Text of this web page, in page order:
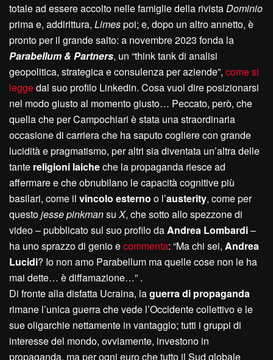
totale ad essere accolto nelle famiglie della rivistaDominio
prima e, addirittura, Limespoi; e, dopo un altro annetto, è
pronto per il grande salto: a novembre 2023 fonda la
Parabellum & Partners, un “think tank di analisi
geopolitica, strategica e consulenza per aziende”, come si
leggedal suo profilo Linkedin. Cosa vuol dire posizionarsi
nel modo giusto al momento giusto… Peccato, però, che
quella che per Campochiari è stata una straordinaria
occasione di carriera che ha saputo cogliere con grande
lucidità e pragmatismo, per altri sia diventata un’altra delle
tante religioni laicheche la propaganda riesce ad
affermare e che obnubilano le capacità cognitive più
basilari, come il vincolo esterno o l’austerity, come per
questojesse pinkmansuX, che sotto allo spezzone di
video – pubblicato sul suo profilo daAndrea Lombardi–
ha uno sprazzo di genio ecommenta: “Ma chi sei, Andrea
Lucidi? Io non amo Parabellum ma quelle cose non le ha
mai dette… è diffamazione…” .
Di fronte alla disfatta Ucraina, laguerra di propaganda
rimane l’unica guerra che vede l’Occidente collettivo e le
sue oligarchie nettamente in vantaggio; tutti i gruppi di
interesse del mondo, ovviamente, investono in
propaganda, ma per ogni euro che tutto il Sud globale